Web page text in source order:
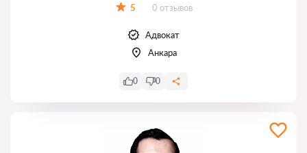
5 Отзывов:
0 отзывов
Адвокат
Анкара
0 0